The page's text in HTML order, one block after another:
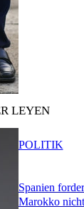
LEYEN
Spanien
Marokko
POLITIK